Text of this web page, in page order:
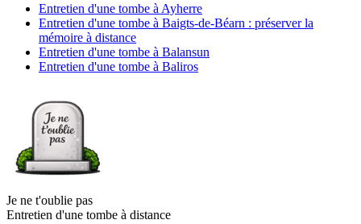
Entretien d'une tombe à Ayherre
Entretien d'une tombe à Baigts-de-Béarn : préserver la
mémoire à distance
Entretien d'une tombe à Balansun
Entretien d'une tombe à Baliros
Je ne t'oublie pas
Entretien d'une tombe à distance